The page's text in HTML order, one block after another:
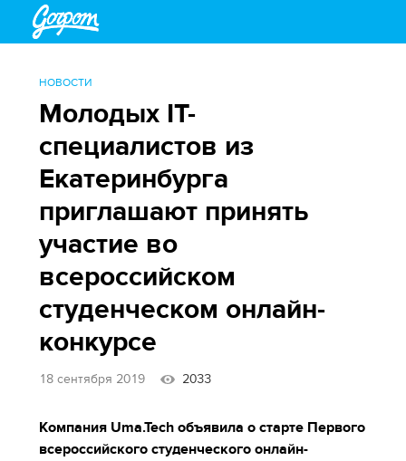
НОВОСТИ
Молодых IT-
специалистов из
Екатеринбурга
приглашают принять
участие во
всероссийском
студенческом онлайн-
конкурсе
18 сентября 2019 2033
Компания Uma.Tech объявила о старте Первого
всероссийского студенческого онлайн-